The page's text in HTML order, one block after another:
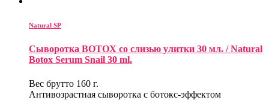
Natural SP
Сыворотка BOTOX со слизью улитки 30 мл. / Natural
Botox Serum Snail 30 ml.
Вес брутто 160 г.
Антивозрастная сыворотка с ботокс-эффектом